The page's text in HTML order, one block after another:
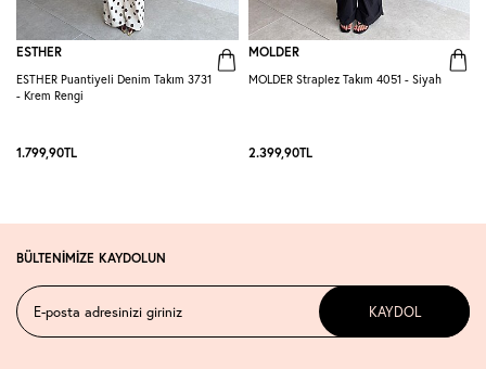
ESTHER
ESTHER Puantiyeli Denim Takım 3731
- Krem Rengi
1.799,90TL
MOLDER
MOLDER Straplez Takım 4051 - Siyah
2.399,90TL
BÜLTENİMİZE KAYDOLUN
KAYDOL